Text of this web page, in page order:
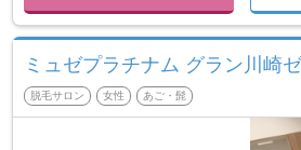
ミュゼプラチナム グラン川崎
脱毛サロン 女性 あご・髭